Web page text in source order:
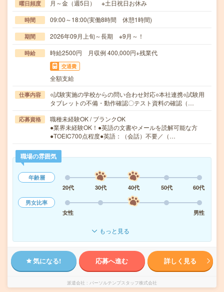
曜日頻度 月～金（週5日） ※土日祝日お休み
時間 09:00～18:00(実働8時間 休憩1時間)
期間 2026年09月上旬～長期 ※9月～！
時給 時給2500円 月収例 400,000円+残業代
交通費
全額支給
仕事内容
○試験実施の学校からの問い合わせ対応○本社連携○試験用
タブレットの不備・動作確認〇テスト資料の確認（…
応募資格
職種未経験OK / ブランクOK
●業界未経験OK！●英語の文書やメールを読解可能な方
●TOEIC700点程度●英語：（会話）不要／（…
職場の雰囲気
年齢層
20代
30代 40代 50代
60代
男女比率
女性
男性
もっと見る
気になる! 応募へ進む 詳しく見る
派遣会社 パーソルテンプスタッフ株式会社